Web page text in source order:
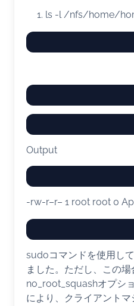
ls -l/nfs/home/
Output
-rw-r–r– 1 root root 0
sudoコマンドを使用し
ました。ただし、この
no_root_squashオプシ
により、クライアント